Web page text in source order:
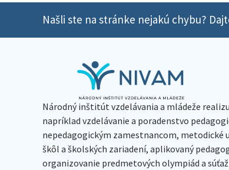
Našli ste na stránke nejakú chybu?
Národný inštitút vzdelávania a mládeže
napríklad vzdelávanie a poradenstvo
nepedagogickým zamestnancom, metodické
škôl a školských zariadení, aplikovaný
organizovanie predmetových olympiád a